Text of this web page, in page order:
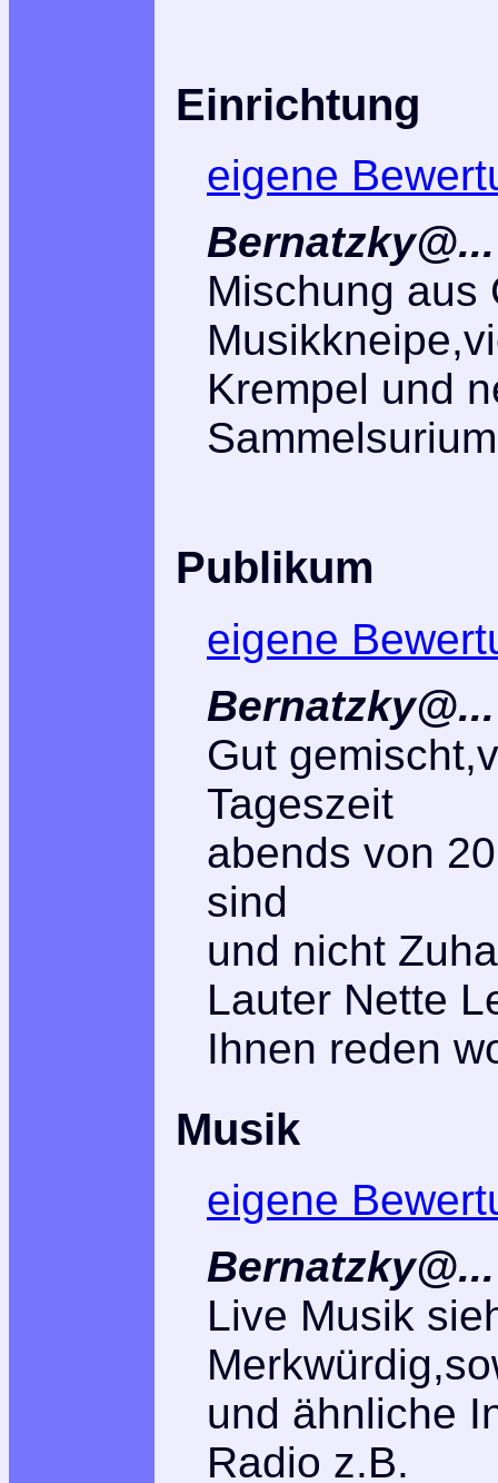
Einrichtung
eigene
Mischung aus
Krempel und
Publikum
eigene
Gut
Tageszeit
abends von
sind
und nicht
Lauter Nette
Ihnen reden
Musik
eigene
Live Musik
und ähnliche
Radio z.B.